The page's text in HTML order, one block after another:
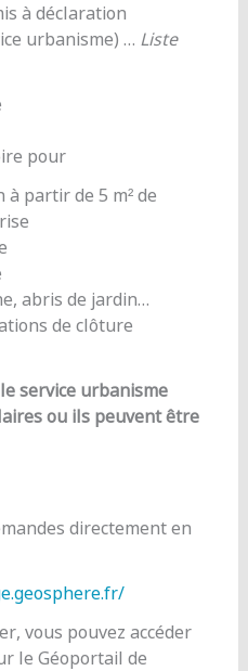
à déclaration
urbanisme) … Liste
pour
partir de 5 m² de
abris de jardin…
de clôture
service urbanisme
ou ils peuvent être
directement en
vous pouvez accéder
le Géoportail de